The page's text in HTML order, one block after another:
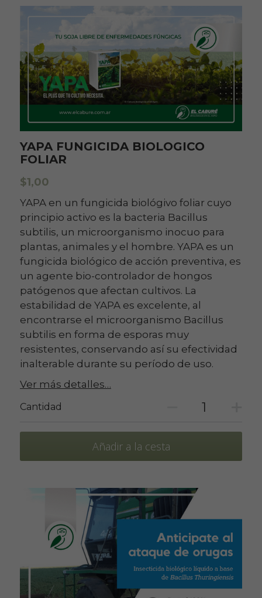
YAPA FUNGICIDA BIOLOGICO
FOLIAR
$1,00
YAPA en un fungicida biológivo foliar cuyo
principio activo es la bacteria Bacillus
subtilis, un microorganismo inocuo para
plantas, animales y el hombre. YAPA es un
fungicida biológico de acción preventiva, es
un agente bio-controlador de hongos
patógenos que afectan cultivos. La
estabilidad de YAPA es excelente, al
encontrarse el microorganismo Bacillus
subtilis en forma de esporas muy
resistentes, conservando así su efectividad
inalterable durante su período de uso.
Ver más detalles…
Cantidad
Añadir a la cesta